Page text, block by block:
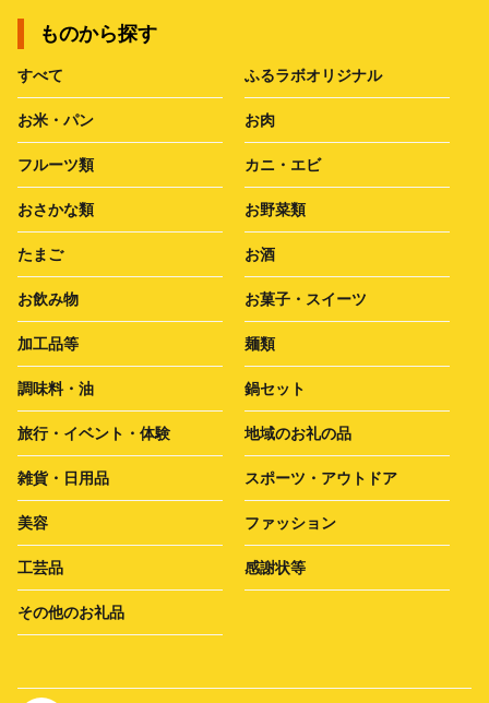
ものから探す
すべて ふるラボオリジナル
お米・パン お肉
フルーツ類 カニ・エビ
おさかな類 お野菜類
たまご お酒
お飲み物 お菓子・スイーツ
加工品等 麺類
調味料・油 鍋セット
旅行・イベント・体験 地域のお礼の品
雑貨・日用品 スポーツ・アウトドア
美容 ファッション
工芸品 感謝状等
その他のお礼品